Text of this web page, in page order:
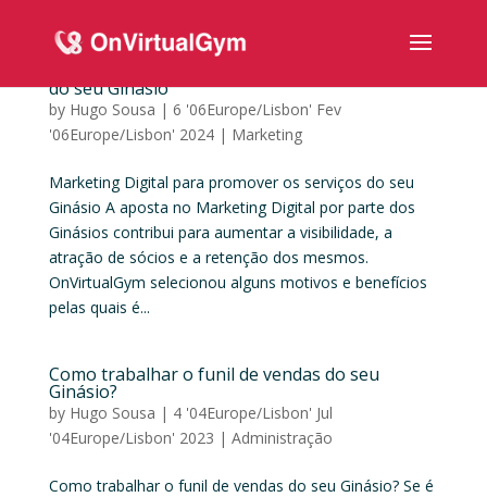
do seu Ginásio
by Hugo Sousa | 6 '06Europe/Lisbon' Fev
'06Europe/Lisbon' 2024| Marketing
Marketing Digital para promover os serviços do seu
Ginásio A aposta no Marketing Digital por parte dos
Ginásios contribui para aumentar a visibilidade, a
atração de sócios e a retenção dos mesmos.
OnVirtualGym selecionou alguns motivos e benefícios
pelas quais é...
Como trabalhar o funil de vendas do seu
Ginásio?
by Hugo Sousa | 4 '04Europe/Lisbon' Jul
'04Europe/Lisbon' 2023 | Administração
Como trabalhar o funil de vendas do seu Ginásio? Se é